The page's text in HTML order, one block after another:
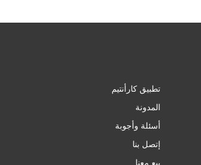
تطبيق كارأنتيم
المدونة
أسئلة وأجوبة
إتصل بنا
بيع معنا